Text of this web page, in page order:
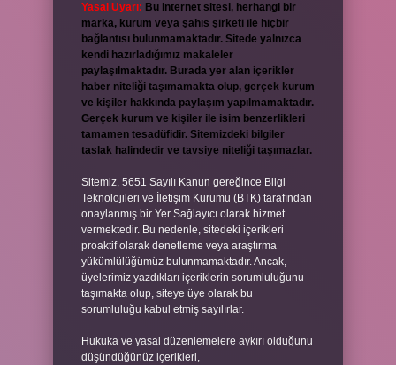
Yasal Uyarı: Bu internet sitesi, herhangi bir
marka, kurum veya şahıs şirketi ile hiçbir
bağlantısı bulunmamaktadır. Sitede yalnızca
kendi hazırladığımız makaleler
paylaşılmaktadır. Burada yer alan içerikler
haber niteliği taşımamakta olup, gerçek kurum
ve kişiler hakkında paylaşım yapılmamaktadır.
Gerçek kurum ve kişiler ile isim benzerlikleri
tamamen tesadüfidir. Sitemizdeki bilgiler
taslak halindedir ve tavsiye niteliği taşımazlar.
Sitemiz, 5651 Sayılı Kanun gereğince Bilgi
Teknolojileri ve İletişim Kurumu (BTK) tarafından
onaylanmış bir Yer Sağlayıcı olarak hizmet
vermektedir. Bu nedenle, sitedeki içerikleri
proaktif olarak denetleme veya araştırma
yükümlülüğümüz bulunmamaktadır. Ancak,
üyelerimiz yazdıkları içeriklerin sorumluluğunu
taşımakta olup, siteye üye olarak bu
sorumluluğu kabul etmiş sayılırlar.
Hukuka ve yasal düzenlemelere aykırı olduğunu
düşündüğünüz içerikleri,